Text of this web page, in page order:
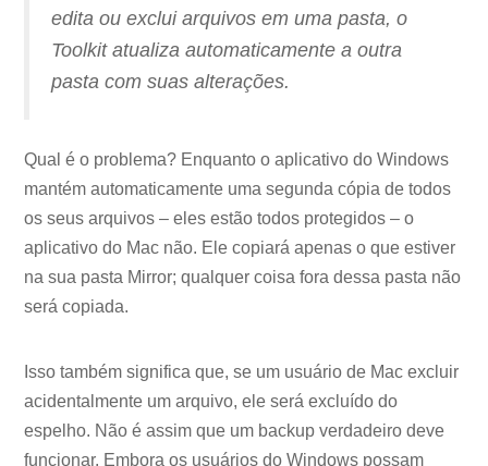
edita ou exclui arquivos em uma pasta, o
Toolkit atualiza automaticamente a outra
pasta com suas alterações.
Qual é o problema? Enquanto o aplicativo do Windows
mantém automaticamente uma segunda cópia de todos
os seus arquivos – eles estão todos protegidos – o
aplicativo do Mac não. Ele copiará apenas o que estiver
na sua pasta Mirror; qualquer coisa fora dessa pasta não
será copiada.
Isso também significa que, se um usuário de Mac excluir
acidentalmente um arquivo, ele será excluído do
espelho. Não é assim que um backup verdadeiro deve
funcionar. Embora os usuários do Windows possam